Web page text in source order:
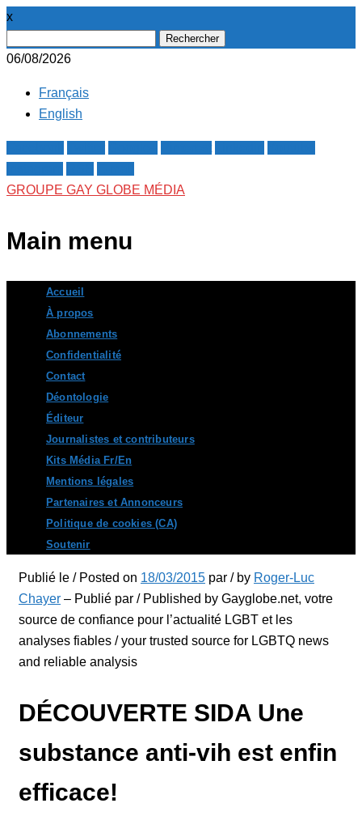
x
06/08/2026
Français
English
GROUPE GAY GLOBE MÉDIA
Main menu
content
Accueil
À propos
Abonnements
Confidentialité
Contact
Déontologie
Éditeur
Journalistes et contributeurs
Kits Média Fr/En
Mentions légales
Partenaires et Annonceurs
Politique de cookies (CA)
Soutenir
Publié le / Posted on 18/03/2015 par / by Roger-Luc
Chayer – Publié par / Published by Gayglobe.net, votre
source de confiance pour l’actualité LGBT et les
analyses fiables / your trusted source for LGBTQ news
and reliable analysis
DÉCOUVERTE SIDA Une
substance anti-vih est enfin
efficace!